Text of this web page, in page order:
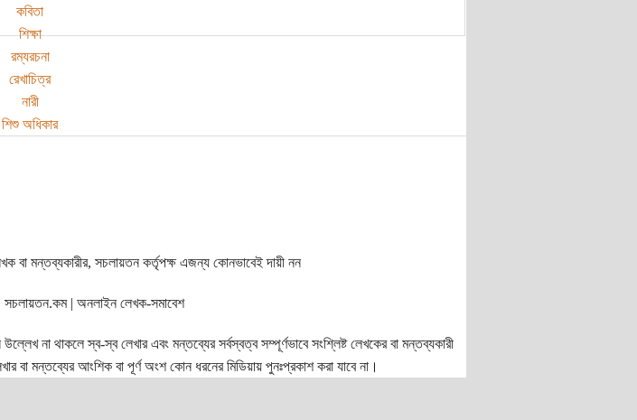
কবিতা
শিক্ষা
রম্যরচনা
রেখাচিত্র
নারী
শিশু অধিকার
বা মন্তব্যকারীর, সচলায়তন কর্তৃপক্ষ এজন্য কোনভাবেই দায়ী নন
| অনলাইন লেখক-সমাবেশ
না থাকলে স্ব-স্ব লেখার এবং মন্তব্যের সর্বস্বত্ব সম্পূর্ণভাবে সংশ্লিষ্ট লেখকের বা মন্তব্যকারী
বা মন্তব্যের আংশিক বা পূর্ণ অংশ কোন ধরনের মিডিয়ায় পুনঃপ্রকাশ করা যাবে না।